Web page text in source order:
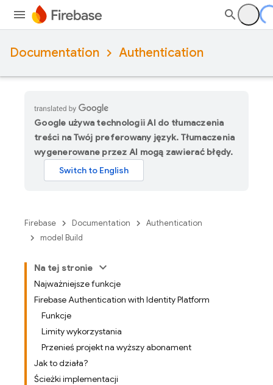
Documentation Authentication
Google używa technologii AI do tłumaczenia
treści na Twój preferowany język. Tłumaczenia
wygenerowane przez AI mogą zawierać błędy.
Firebase Documentation
Authentication
model Build
Na tej stronie
Najważniejsze funkcje
Firebase Authentication with Identity Platform
Funkcje
Limity wykorzystania
Przenieś projekt na wyższy abonament
Jak to działa?
Ścieżki implementacji